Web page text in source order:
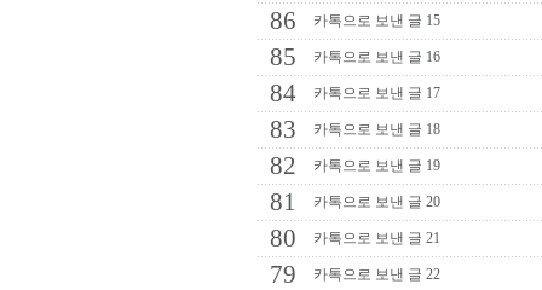
86 카톡으로 보낸 글 15
85 카톡으로 보낸 글 16
84 카톡으로 보낸 글 17
83 카톡으로 보낸 글 18
82 카톡으로 보낸 글 19
81 카톡으로 보낸 글 20
80 카톡으로 보낸 글 21
79 카톡으로 보낸 글 22